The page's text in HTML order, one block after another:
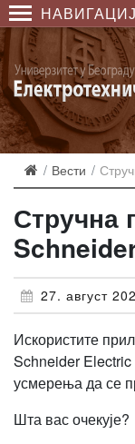
Вести
Стручна
27. август
Искористите
Schneider Electric
усмерења да се
Шта вас очекује?